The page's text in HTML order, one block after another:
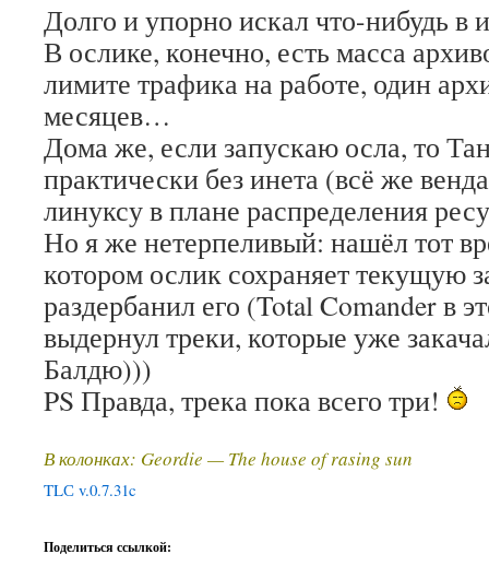
Долго и упорно искал что-нибудь в
В ослике, конечно, есть масса
лимите трафика на работе, один
месяцев…
Дома же, если запускаю осла, то
практически без инета (всё же
линуксу в плане распределения
Но я же нетерпеливый: нашёл тот
котором ослик сохраняет текущую
раздербанил его (Total Comander в
выдернул треки, которые уже
Балдю)))
PS Правда, трека пока всего три!
В колонках: Geordie — The house of rasing sun
TLС v.0.7.31c
Поделиться ссылкой: